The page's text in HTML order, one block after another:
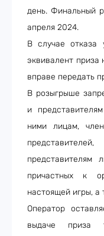
день. Финальный
апреля 2024.
В случае отказа
эквивалент приза
вправе передать
В розыгрыше
и
ними лицам,
представителям
причастных к
настоящей игры, а
Оператор
выдаче приза